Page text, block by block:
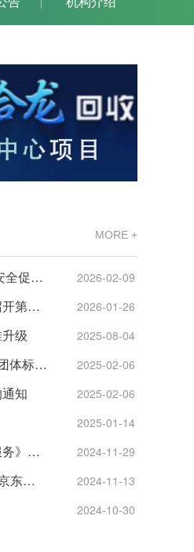
MORE +
凝心聚力促发展 团结奋进启新程——中国消费品质量安全促进会消防产品工作委员会召开2025年度工作总结和2026年度重点工作部署会 2026-02-09
中国消费品质量安全促进会消防产品工作委员会在京召开第二批全氟己酮系洁净气体灭火系统产品型式检验、设计能力以及灭火剂充装能力评价工作部署会 2026-01-26
级 2025-08-04
关于发布《防火门产品维修、更换暨售后服务》等2项团体标准的公告 2025-02-06
知 2025-02-06
2025-01-14
中消会两项团体标准《防火门产品维修、更换及售后服务》、《家用可燃气体探测器使用现场性能认定技术要求》顺利通过专家审查 2024-11-29
中国消费品质量安全促进会会员单位参加“全国消防日”京东公益直播活动 2024-11-13
2024-10-30